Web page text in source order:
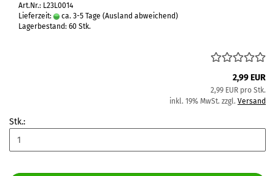
Art.Nr.: L23L0014
Lieferzeit:
ca. 3-5 Tage (Ausland abweichend)
Lagerbestand: 60 Stk.
2,99 EUR
2,99 EUR pro Stk.
inkl. 19% MwSt. zzgl. Versand
Stk.: